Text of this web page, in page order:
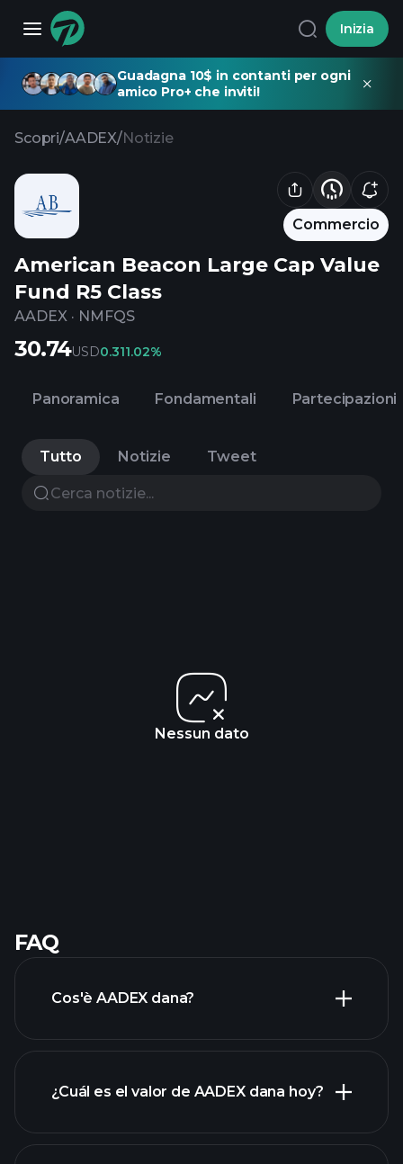
Inizia
Guadagna 10$ in contanti per ogni
amico Pro+ che inviti!
Scopri/AADEX/Notizie
Commercio
American Beacon Large Cap Value
Fund R5 Class
AADEX · NMFQS
30.74USD0.311.02%
Panoramica Fondamentali Partecipazioni
Tutto Notizie Tweet
Nessun dato
FAQ
Cos'è AADEX dana?
¿Cuál es el valor de AADEX dana hoy?